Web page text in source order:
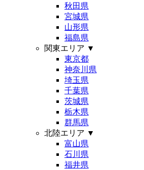
秋田県
宮城県
山形県
福島県
関東エリア ▼
東京都
神奈川県
埼玉県
千葉県
茨城県
栃木県
群馬県
北陸エリア ▼
富山県
石川県
福井県